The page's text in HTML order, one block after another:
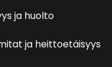
ja huolto
ja heittoetäisyys